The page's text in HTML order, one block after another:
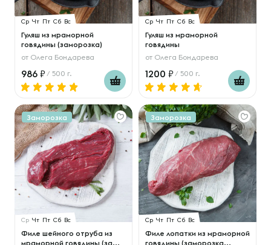
Ср Чт Пт Сб Вс
Гуляш из мраморной
говядины (заморозка)
от Олега Бондарева
986 / 500 г.
Ср Чт Пт Сб Вс
Гуляш из мраморной
говядины
от Олега Бондарева
1200 / 500 г.
Заморозка
Ср Чт Пт Сб Вс
Филе шейного отруба из
мраморной говядины (за...
Заморозка
Ср Чт Пт Сб Вс
Филе лопатки из мраморной
говядины (заморозка...